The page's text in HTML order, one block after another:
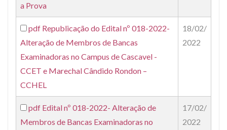
a Prova
pdf Republicação do Edital nº 018-2022-
Alteração de Membros de Bancas
Examinadoras no Campus de Cascavel -
CCET e Marechal Cândido Rondon –
CCHEL
18/02/
2022
pdf Edital nº 018-2022- Alteração de
Membros de Bancas Examinadoras no
17/02/
2022